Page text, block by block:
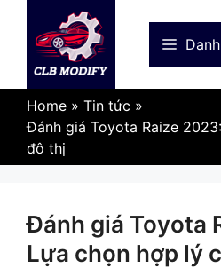
content
Home » Tin tức »
Đánh giá Toyota Raize
đô thị
Đánh giá Toyota
Lựa chọn hợp lý